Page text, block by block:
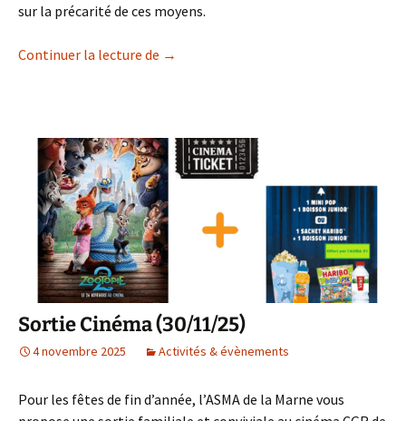
sur la précarité de ces moyens.
Continuer la lecture de Motion du 12/06/2025 : Moyens dédiés
→
Sortie Cinéma (30/11/25)
4 novembre 2025 Activités & évènements
Pour les fêtes de fin d’année, l’ASMA de la Marne vous